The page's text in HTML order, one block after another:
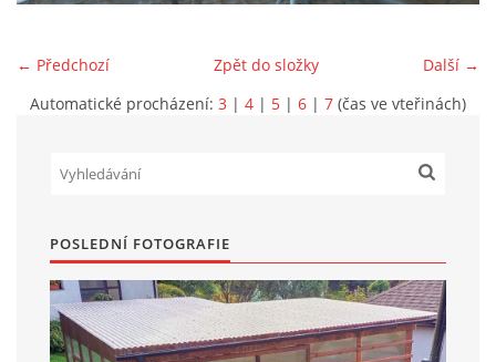
Hronov
+420 731561027
zete@zete.cz
www.zete.cz | Nahoru ↑
← Předchozí Další →
Zpět do složky
Automatické procházení: 3 | 4 | 5 | 6 | 7 (čas ve vteřinách)
POSLEDNÍ FOTOGRAFIE